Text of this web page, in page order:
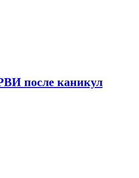
после каникул